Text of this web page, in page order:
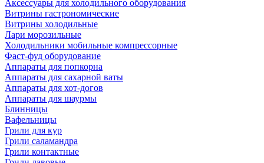
Аксессуары для холодильного оборудования
Витрины гастрономические
Витрины холодильные
Лари морозильные
Холодильники мобильные компрессорные
Фаст-фуд оборудование
Аппараты для попкорна
Аппараты для сахарной ваты
Аппараты для хот-догов
Аппараты для шаурмы
Блинницы
Вафельницы
Грили для кур
Грили саламандра
Грили контактные